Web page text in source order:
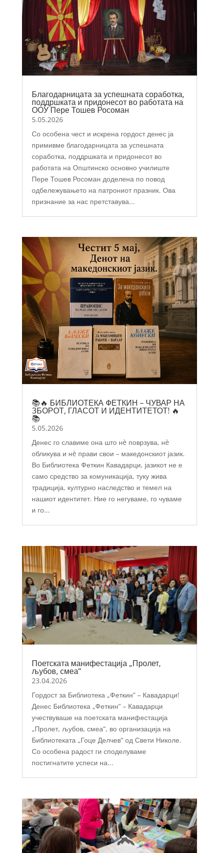
Благодарницата за успешната соработка,
поддршката и придонесот во работата на
ООУ Пере Тошев Росоман
5.05.2026
Со особена чест и искрена гордост денес ја
примивме благодарницата за успешната
соработка, поддршката и придонесот во
работата на Општинско основно училиште
Пере Тошев Росоман доделена по повод
одбележувањето на патрониот празник. Ова
признание за нас претставува...
📚🔥 БИБЛИОТЕКА ФЕТКИН – ЧУВАР НА
ЗБОРОТ, ГЛАСОТ И ИДЕНТИТЕТОТ! 🔥
📚
5.05.2026
Денес го славиме она што нè поврзува, нè
обликува и нè прави свои – македонскиот јазик.
Во Библиотека Феткин Кавадарци, јазикот не е
само средство за комуникација, туку жива
традиција, културно наследство и темел на
нашиот идентитет. Ние го негуваме, го чуваме
и го...
Поетската манифестација „Пролет,
љубов, смеа“
23.04.2026
Гордост за Библиотека „Феткин“ – Кавадарци!
Денес Библиотека „Феткин“ – Кавадарци
учествуваше на поетската манифестација
„Пролет, љубов, смеа“, во организација на
Библиотеката „Гоце Делчев“ од Свети Николе.
Со особена радост ги споделуваме
постигнатите успеси на...